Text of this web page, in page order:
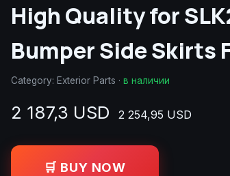
High Quality for
Bumper Side Skirts
Category: Exterior Parts · в наличии
2 187,3 USD 2 254,95 USD
🛒 BUY NOW